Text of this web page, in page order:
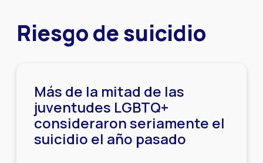
Riesgo de suicidio
Más de la mitad de las
juventudes LGBTQ+
consideraron seriamente el
suicidio el año pasado